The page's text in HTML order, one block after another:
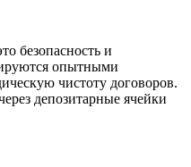
безопасность и
опытными
чистоту договоров.
депозитарные ячейки